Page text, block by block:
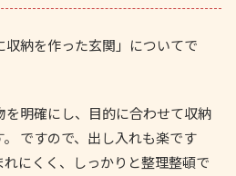
納を作った玄関」についてで
を明確にし、目的に合わせて収納
ですので、出し入れも楽です
にくく、しっかりと整理整頓で